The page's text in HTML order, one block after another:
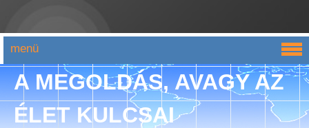
A MEGOLDÁS, AVAGY AZ
ÉLET KULCSAI
menü